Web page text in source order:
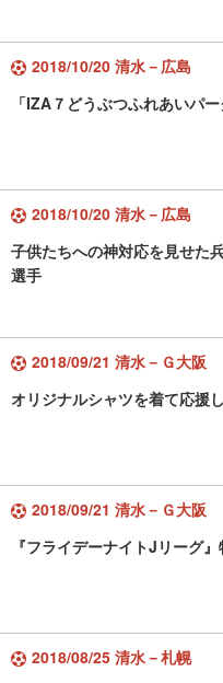
2018/10/20 清水－広島
「IZA７どうぶつふれあいパ
2018/10/20 清水－広島
子供たちへの神対応を見せた
選手
2018/09/21 清水－Ｇ大阪
オリジナルシャツを着て応援
2018/09/21 清水－Ｇ大阪
『フライデーナイトJリーグ
2018/08/25 清水－札幌